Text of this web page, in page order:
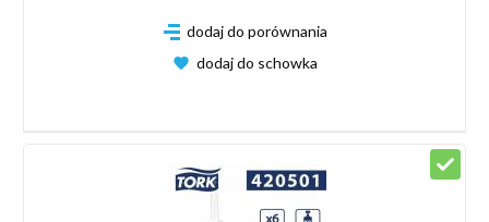
dodaj do porównania
dodaj do schowka